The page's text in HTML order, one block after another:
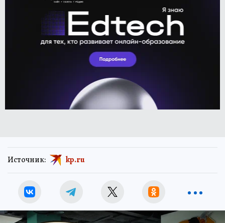
Источник: kp.ru